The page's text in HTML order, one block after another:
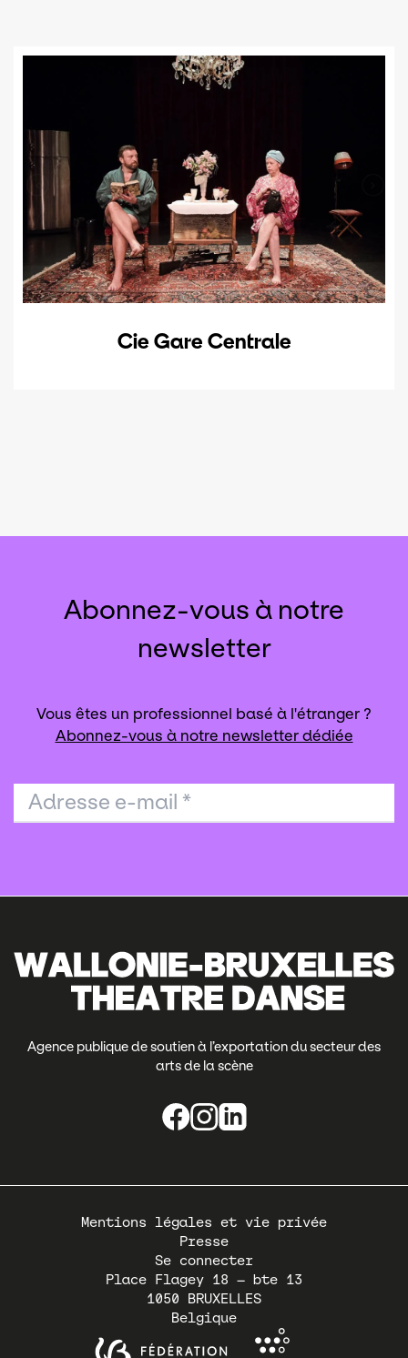
Cie Gare Centrale
Abonnez-vous à notre
newsletter
Vous êtes un professionnel basé à l'étranger ?
Abonnez-vous à notre newsletter dédiée
Adresse e-mail *
Agence publique de soutien à l’exportation du secteur des
arts de la scène
Pied
Mentions légales et vie privée
Presse
Se connecter
Place Flagey 18 – bte 13
1050
BRUXELLES
Belgique